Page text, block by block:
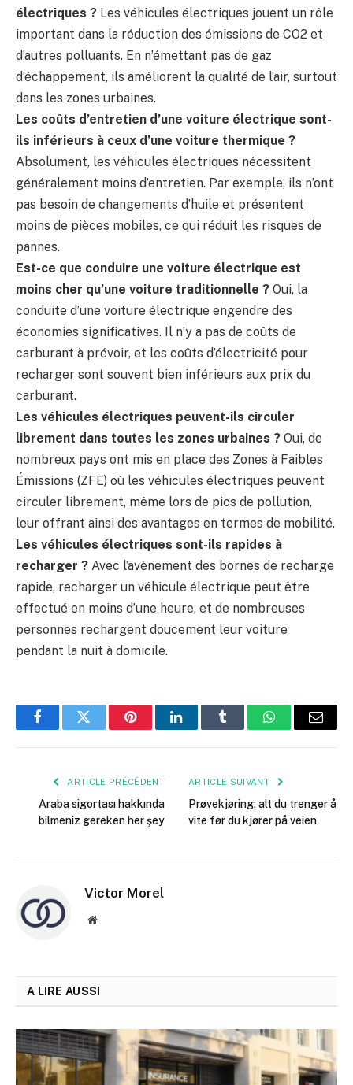
électriques ? Les véhicules électriques jouent un rôle
important dans la réduction des émissions de CO2 et
d’autres polluants. En n’émettant pas de gaz
d’échappement, ils améliorent la qualité de l’air, surtout
dans les zones urbaines.
Les coûts d’entretien d’une voiture électrique sont-
ils inférieurs à ceux d’une voiture thermique ?
Absolument, les véhicules électriques nécessitent
généralement moins d’entretien. Par exemple, ils n’ont
pas besoin de changements d’huile et présentent
moins de pièces mobiles, ce qui réduit les risques de
pannes.
Est-ce que conduire une voiture électrique est
moins cher qu’une voiture traditionnelle ? Oui, la
conduite d’une voiture électrique engendre des
économies significatives. Il n’y a pas de coûts de
carburant à prévoir, et les coûts d’électricité pour
recharger sont souvent bien inférieurs aux prix du
carburant.
Les véhicules électriques peuvent-ils circuler
librement dans toutes les zones urbaines ? Oui, de
nombreux pays ont mis en place des Zones à Faibles
Émissions (ZFE) où les véhicules électriques peuvent
circuler librement, même lors de pics de pollution,
leur offrant ainsi des avantages en termes de mobilité.
Les véhicules électriques sont-ils rapides à
recharger ? Avec l’avènement des bornes de recharge
rapide, recharger un véhicule électrique peut être
effectué en moins d’une heure, et de nombreuses
personnes rechargent doucement leur voiture
pendant la nuit à domicile.
FacebookTwitter PinterestLinkedInTumblr WhatsApp
E-
ARTICLE PRÉCÉDENT
Araba sigortası hakkında
bilmeniz gereken her şey
ARTICLE SUIVANT
Prøvekjøring: alt du trenger å
vite før du kjører på veien
Victor Morel
Site
A LIRE AUSSI